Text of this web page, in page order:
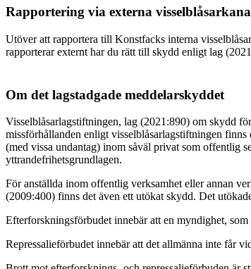
Rapportering via externa
Utöver att rapportera till Konstfacks interna
rapporterar externt har du rätt till skydd enligt lag
Om det lagstadgade meddelarskyddet
Visselblåsarlagstiftningen, lag (2021:890) om skydd
missförhållanden enligt visselblåsarlagstiftningen
(med vissa undantag) inom såväl privat som offentlig
yttrandefrihetsgrundlagen.
För anställda inom offentlig verksamhet eller annan
(2009:400) finns det även ett utökat skydd. Det
Efterforskningsförbudet innebär att en myndighet,
Repressalieförbudet innebär att det allmänna inte får